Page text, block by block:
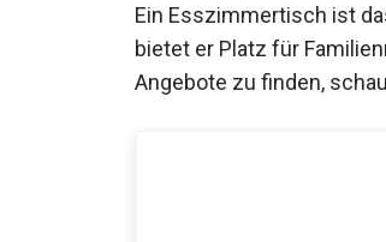
Ein Esszimmertisch ist
bietet er Platz für
Angebote zu finden,